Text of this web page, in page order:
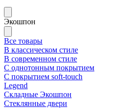
Экошпон
Все товары
В классическом стиле
В современном стиле
С однотонным покрытием
С покрытием soft-touch
Legend
Складные Экошпон
Стеклянные двери